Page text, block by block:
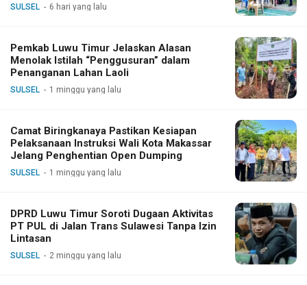
SULSEL 6 hari yang lalu
Pemkab Luwu Timur Jelaskan Alasan
Menolak Istilah “Penggusuran” dalam
Penanganan Lahan Laoli
SULSEL 1 minggu yang lalu
Camat Biringkanaya Pastikan Kesiapan
Pelaksanaan Instruksi Wali Kota Makassar
Jelang Penghentian Open Dumping
SULSEL 1 minggu yang lalu
DPRD Luwu Timur Soroti Dugaan Aktivitas
PT PUL di Jalan Trans Sulawesi Tanpa Izin
Lintasan
SULSEL 2 minggu yang lalu